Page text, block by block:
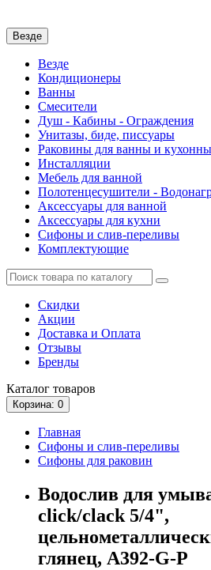
Везде
Везде
Кондиционеры
Ванны
Смесители
Душ - Кабины - Ограждения
Унитазы, биде, писсуары
Раковины для ванны и
Инсталляции
Мебель для ванной
Полотенцесушители -
Аксессуары для ванной
Аксессуары для кухни
Сифоны и слив-переливы
Комплектующие
Скидки
Акции
Доставка и Оплата
Отзывы
Бренды
Каталог товаров
Корзина: 0
Главная
Сифоны и слив-переливы
Сифоны для раковин
Водослив для
click/clack 5/4",
глянец, A392-G-P